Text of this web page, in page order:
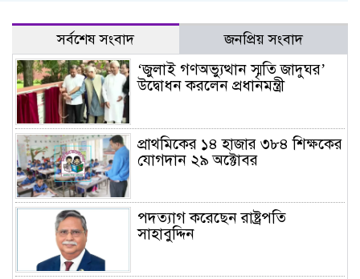
সর্বশেষ সংবাদ জনপ্রিয় সংবাদ
‘জুলাই গণঅভ্যুত্থান স্মৃতি জাদুঘর’
উদ্বোধন করলেন প্রধানমন্ত্রী
প্রাথমিকের ১৪ হাজার ৩৮৪ শিক্ষকের
যোগদান ২৯ অক্টোবর
পদত্যাগ করেছেন রাষ্ট্রপতি
সাহাবুদ্দিন